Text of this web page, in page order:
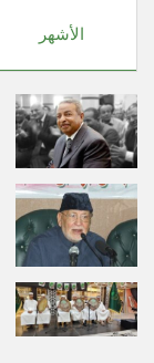
الأشهر